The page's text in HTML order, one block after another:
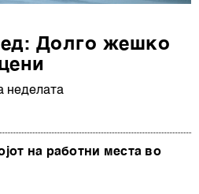
Долго жешко
неделата
на работни места во